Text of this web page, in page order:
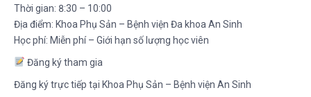
Thời gian: 8:30 – 10:00
Địa điểm: Khoa Phụ Sản – Bệnh viện Đa khoa An Sinh
Học phí: Miễn phí – Giới hạn số lượng học viên
Đăng ký tham gia
Đăng ký trực tiếp tại Khoa Phụ Sản – Bệnh viện An Sinh